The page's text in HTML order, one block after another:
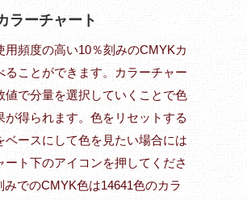
ラーチャート
用頻度の高い10％刻みのCMYKカ
ることができます。カラーチャー
値で分量を選択していくことで色
が得られます。色をリセットする
ベースにして色を見たい場合には
ート下のアイコンを押してくださ
みでのCMYK色は14641色のカラ